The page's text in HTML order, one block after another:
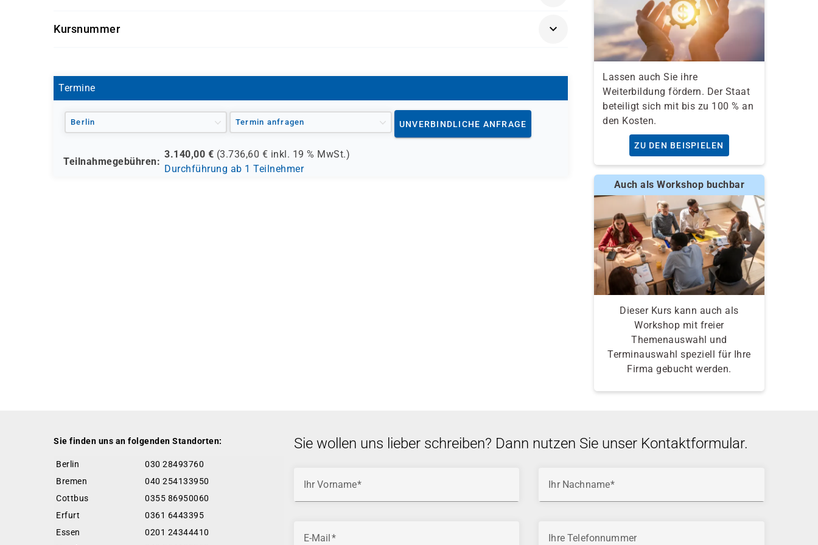
Kursnummer
Termine
Berlin Termin anfragen UNVERBINDLICHE ANFRAGE
Teilnahmegebühren:
3.140,00 € (3.736,60 € inkl. 19 % MwSt.)
Durchführung ab 1 Teilnehmer
Lassen auch Sie ihre
Weiterbildung fördern. Der Staat
beteiligt sich mit bis zu 100 % an
den Kosten.
ZU DEN BEISPIELEN
Auch als Workshop buchbar
Dieser Kurs kann auch als
Workshop mit freier
Themenauswahl und
Terminauswahl speziell für Ihre
Firma gebucht werden.
Sie finden uns an folgenden Standorten:
Berlin
030 28493760
Bremen
040 254133950
Cottbus
0355 86950060
Erfurt
0361 6443395
Essen
0201 24344410
Sie wollen uns lieber schreiben? Dann nutzen Sie unser Kontaktformular.
Ihr Vorname Ihr Nachname
E-Mail Ihre Telefonnummer